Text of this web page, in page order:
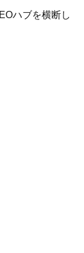
ハブを横断し